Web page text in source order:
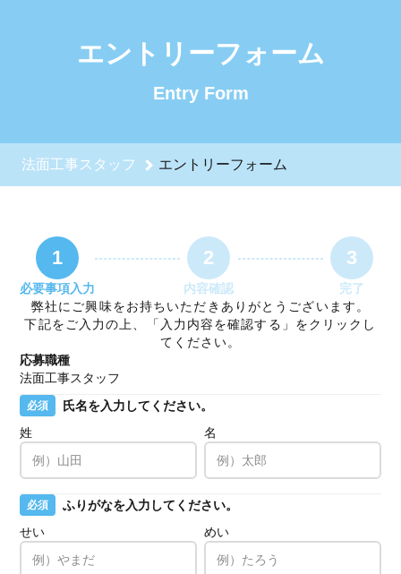
エントリーフォーム
Entry Form
法面工事スタッフ エントリーフォーム
1
必要事項入力
2
内容確認
3
完了
弊社にご興味をお持ちいただきありがとうございます。
下記をご入力の上、「入力内容を確認する」をクリックし
てください。
応募職種
法面工事スタッフ
必須
氏名を入力してください。
姓
名
必須
ふりがなを入力してください。
せい
めい